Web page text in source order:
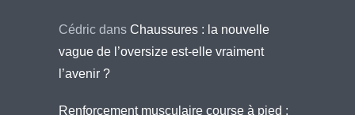
Cédric dans Chaussures : la nouvelle
vague de l’oversize est-elle vraiment
l’avenir ?
Renforcement musculaire course à pied :